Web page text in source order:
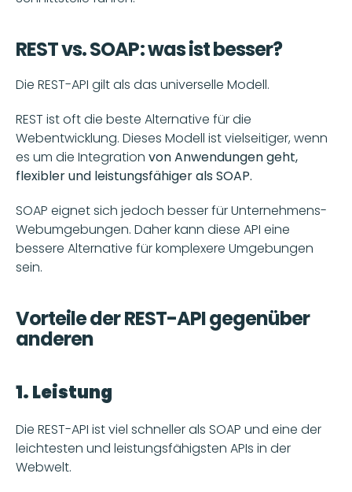
REST vs. SOAP: was ist besser?
Die REST-API gilt als das universelle Modell.
REST ist oft die beste Alternative für die
Webentwicklung. Dieses Modell ist vielseitiger, wenn
es um die Integration von Anwendungen geht,
flexibler und leistungsfähiger als SOAP.
SOAP eignet sich jedoch besser für Unternehmens-
Webumgebungen. Daher kann diese API eine
bessere Alternative für komplexere Umgebungen
sein.
Vorteile der REST-API gegenüber
anderen
1. Leistung
Die REST-API ist viel schneller als SOAP und eine der
leichtesten und leistungsfähigsten APIs in der
Webwelt.